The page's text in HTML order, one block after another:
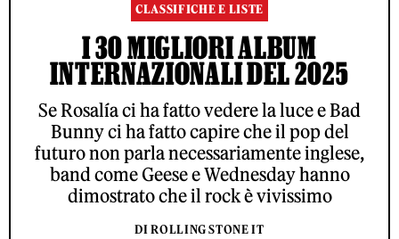
CLASSIFICHE E LISTE
I 30 MIGLIORI ALBUM
INTERNAZIONALI DEL 2025
Se Rosalía ci ha fatto vedere la luce e Bad
Bunny ci ha fatto capire che il pop del
futuro non parla necessariamente inglese,
band come Geese e Wednesday hanno
dimostrato che il rock è vivissimo
DI ROLLING STONE IT